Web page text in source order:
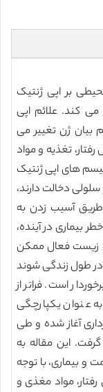
بر اپی ژنتیک
کند. علائم اپی
بیان ژن تغییر می
تغذیه و مواد
های اپی ژنتیک
دخالت دارند،
آسیب زدن به
بیماری در آینده،
زیست فعال ممکن
در طول زندگی شوند
است. فراتر از
عنوان یکپارچگی
آغاز شده و طی
این مقاله به
و بیماری، با توجه
مواد مغذی و